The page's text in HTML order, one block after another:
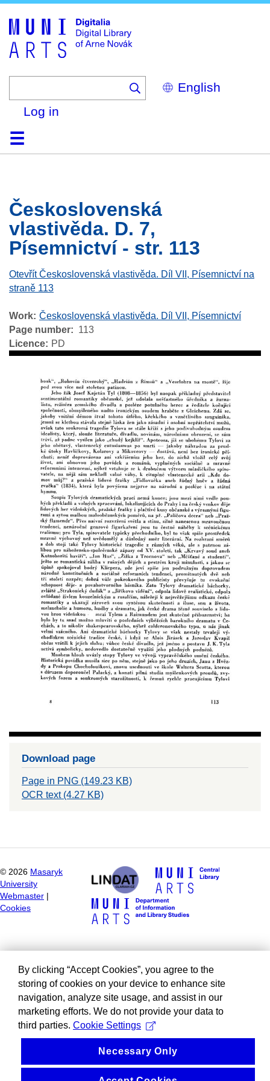
Select
your
Log in
HomeBrowse
Search
About
HelpContactDigitalia
Československá
vlastivěda. D. 7,
Písemnictví - str. 113
Otevřít Československá vlastivěda. Díl VII, Písemnictví na
straně 113
Work Československá vlastivěda. Díl VII, Písemnictví
Page number
113
Licence
PD
Download page
Page in PNG (149.23 KB)
OCR text (4.27 KB)
© 2026 Masaryk
University
Webmaster
Cookies
By clicking “Accept Cookies”, you agree to the
storing of cookies on your device to enhance site
navigation, analyze site usage, and assist in our
marketing efforts. We do not provide your data to
third parties. Cookie Settings
Necessary Only